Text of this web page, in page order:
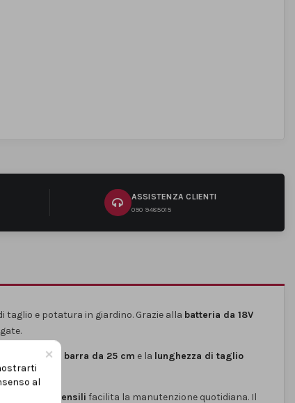
ASSISTENZA CLIENTI
090 9485015
taglio e potatura in giardino. Grazie alla batteria da 18V
, mentre la barra da 25 cm e la lunghezza di taglio
senza utensili facilita la manutenzione quotidiana. Il
×
al